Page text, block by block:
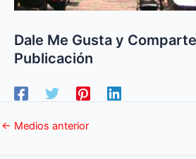
Dale Me Gusta y
Publicación
← Medios anterior